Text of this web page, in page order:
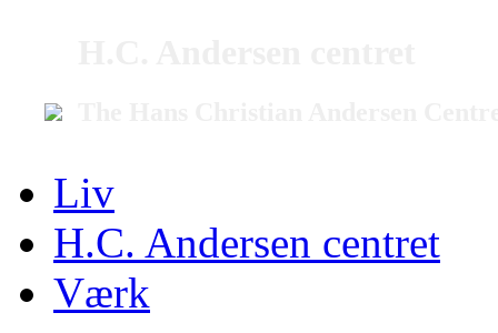
Liv
H.C. Andersen centret
Værk